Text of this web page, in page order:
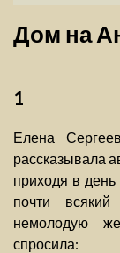
Дом на
1
Елена
рассказывала
приходя в
почти
немолодую
спросила: